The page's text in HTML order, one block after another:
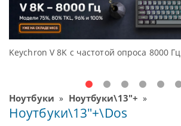
Keychron V 8K с частотой опроса 8000 Гц
Ноутбуки » Ноутбуки\13"+ »
Ноутбуки\13"+\Dos